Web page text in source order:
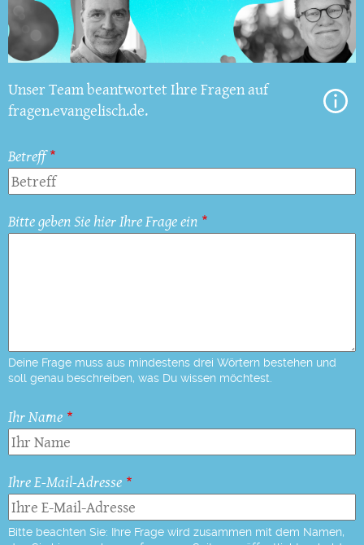
Unser Team beantwortet Ihre Fragen auf
fragen.evangelisch.de.
Betreff
Bitte geben Sie hier Ihre Frage ein
Deine Frage muss aus mindestens drei Wörtern bestehen und
soll genau beschreiben, was Du wissen möchtest.
Ihr Name
Ihre E-Mail-Adresse
Bitte beachten Sie: Ihre Frage wird zusammen mit dem Namen,